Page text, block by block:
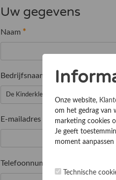
Uw gegevens
Naam *
Bedrijfsnaam
E-mailadres
Telefoonnummer
Onze website,
om het gedrag van
marketing cookies
Je geeft
moment aanpassen
Technische